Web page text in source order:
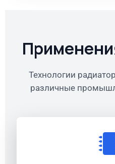
Технологии
различные